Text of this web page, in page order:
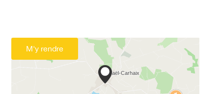
M'y rendre